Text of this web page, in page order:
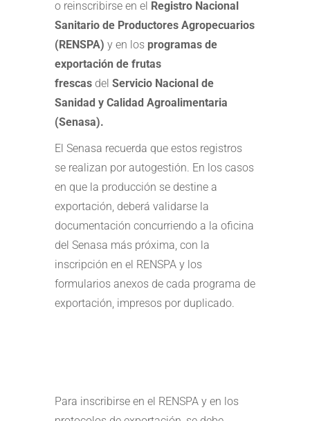
o reinscribirse en el Registro Nacional
Sanitario de Productores Agropecuarios
(RENSPA) y en los programas de
exportación de frutas
frescas del Servicio Nacional de
Sanidad y Calidad Agroalimentaria
(Senasa).
El Senasa recuerda que estos registros
se realizan por autogestión. En los casos
en que la producción se destine a
exportación, deberá validarse la
documentación concurriendo a la oficina
del Senasa más próxima, con la
inscripción en el RENSPA y los
formularios anexos de cada programa de
exportación, impresos por duplicado.
Para inscribirse en el RENSPA y en los